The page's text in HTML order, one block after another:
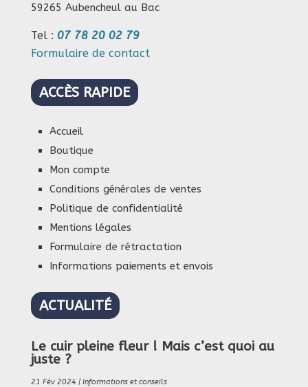
59265 Aubencheul au Bac
Tel : 07 78 20 02 79
Formulaire de contact
ACCÈS RAPIDE
Accueil
Boutique
Mon compte
Conditions générales de ventes
Politique de confidentialité
Mentions légales
Formulaire de rétractation
Informations paiements et envois
ACTUALITÉ
Le cuir pleine fleur ! Mais c’est quoi au
juste ?
21 Fév 2024 | Informations et conseils